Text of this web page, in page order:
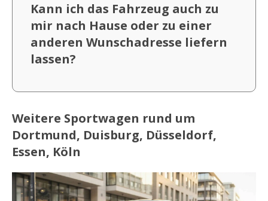
Kann ich das Fahrzeug auch zu
mir nach Hause oder zu einer
anderen Wunschadresse liefern
lassen?
Weitere Sportwagen rund um
Dortmund, Duisburg, Düsseldorf,
Essen, Köln